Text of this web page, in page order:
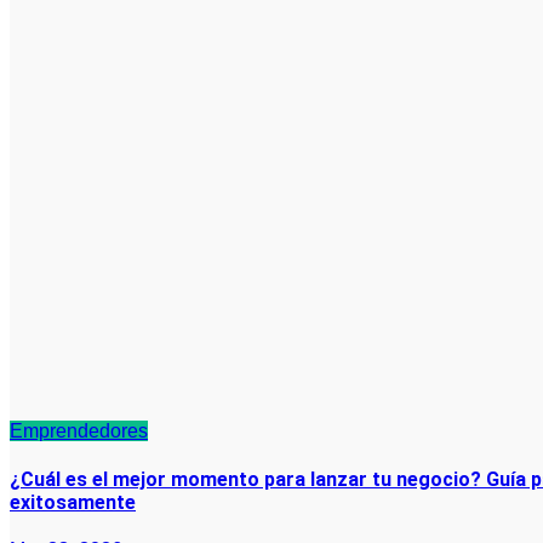
Emprendedores
¿Cuál es el mejor momento para lanzar tu negocio? Guía
exitosamente